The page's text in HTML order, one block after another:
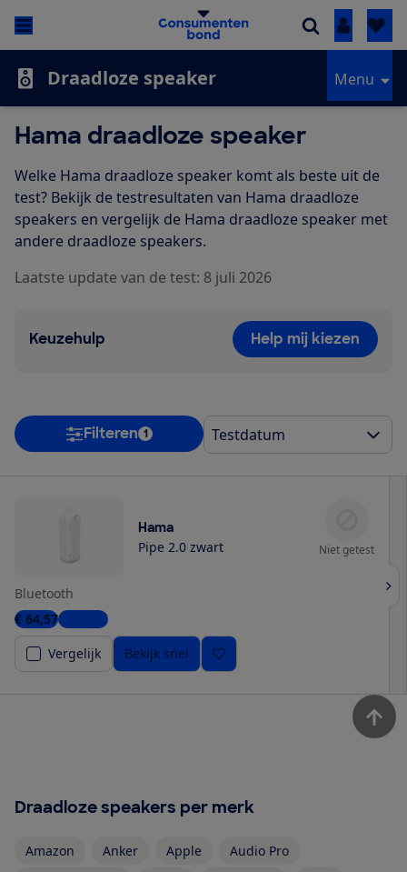
Inloggen
Draadloze speaker Menu
Hama draadloze speaker
Welke Hama draadloze speaker komt als beste uit de
test? Bekijk de testresultaten van Hama draadloze
speakers en vergelijk de Hama draadloze speaker met
andere draadloze speakers.
Laatste update van de test: 8 juli 2026
Keuzehulp Help mij kiezen
Filteren 1
Hama
Pipe 2.0 zwart Niet getest
Bluetooth
€ 64,571 winkel
Vergelijk
Bekijk snel
Draadloze speakers per merk
Amazon Anker Apple
Audio Pro